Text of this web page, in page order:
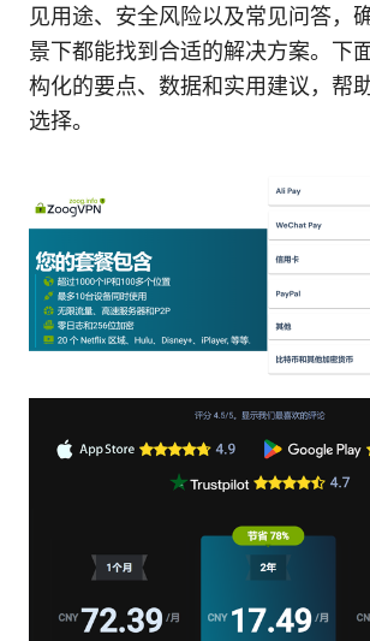
见用途、安全风险以及常见问答，
景下都能找到合适的解决方案。下
构化的要点、数据和实用建议，帮
选择。